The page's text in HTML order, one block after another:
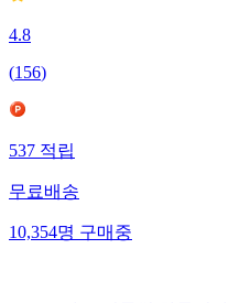
4.8
(156)
537적립
무료배송
10,354명구매중